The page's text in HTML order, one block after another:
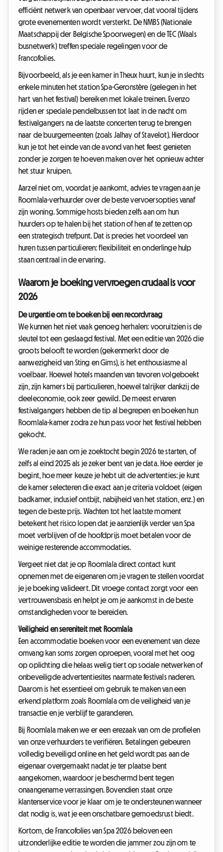
efficiënt netwerk van openbaar vervoer, dat vooral tijdens
grote evenementen wordt versterkt. De NMBS (Nationale
Maatschappij der Belgische Spoorwegen) en de TEC (Waals
busnetwerk) treffen speciale regelingen voor de
Francofolies.
Bijvoorbeeld, als je een kamer in Theux huurt, kun je in slechts
enkele minuten het station Spa-Geronstère (gelegen in het
hart van het festival) bereiken met lokale treinen. Evenzo
rijden er speciale pendelbussen tot laat in de nacht om
festivalgangers na de laatste concerten terug te brengen
naar de buurgemeenten (zoals Jalhay of Stavelot). Hierdoor
kun je tot het einde van de avond van het feest genieten
zonder je zorgen te hoeven maken over het opnieuw achter
het stuur kruipen.
Aarzel niet om, voordat je aankomt, advies te vragen aan je
Roomlala-verhuurder over de beste vervoersopties vanaf
zijn woning. Sommige hosts bieden zelfs aan om hun
huurders op te halen bij het station of hen af te zetten op
een strategisch trefpunt. Dat is precies het voordeel van
huren tussen particulieren: flexibiliteit en onderlinge hulp
staan centraal in de ervaring.
Waarom je boeking vervroegen cruciaal is voor
2026
De urgentie om te boeken bij een recordvraag
We kunnen het niet vaak genoeg herhalen: vooruitzien is de
sleutel tot een geslaagd festival. Met een editie van 2026 die
groots belooft te worden (gekenmerkt door de
aanwezigheid van Sting en Gims), is het enthousiasme al
voelbaar. Hoewel hotels maanden van tevoren volgeboekt
zijn, zijn kamers bij particulieren, hoewel talrijker dankzij de
deeleconomie, ook zeer gewild. De meest ervaren
festivalgangers hebben de tip al begrepen en boeken hun
Roomlala-kamer zodra ze hun pass voor het festival hebben
gekocht.
We raden je aan om je zoektocht begin 2026 te starten, of
zelfs al eind 2025 als je zeker bent van je data. Hoe eerder je
begint, hoe meer keuze je hebt uit de advertenties: je kunt
de kamer selecteren die exact aan je criteria voldoet (eigen
badkamer, inclusief ontbijt, nabijheid van het station, enz.) en
tegen de beste prijs. Wachten tot het laatste moment
betekent het risico lopen dat je aanzienlijk verder van Spa
moet verblijven of de hoofdprijs moet betalen voor de
weinige resterende accommodaties.
Vergeet niet dat je op Roomlala direct contact kunt
opnemen met de eigenaren om je vragen te stellen voordat
je je boeking valideert. Dit vroege contact zorgt voor een
vertrouwensbasis en helpt je om je aankomst in de beste
omstandigheden voor te bereiden.
Veiligheid en sereniteit met Roomlala
Een accommodatie boeken voor een evenement van deze
omvang kan soms zorgen oproepen, vooral met het oog
op oplichting die helaas welig tiert op sociale netwerken of
onbeveiligde advertentiesites naarmate festivals naderen.
Daarom is het essentieel om gebruik te maken van een
erkend platform zoals Roomlala om de veiligheid van je
transactie en je verblijf te garanderen.
Bij Roomlala maken we er een erezaak van om de profielen
van onze verhuurders te verifiëren. Betalingen gebeuren
volledig beveiligd online en het geld wordt pas aan de
eigenaar overgemaakt nadat je ter plaatse bent
aangekomen, waardoor je beschermd bent tegen
onaangename verrassingen. Bovendien staat onze
klantenservice voor je klaar om je te ondersteunen wanneer
dat nodig is, wat je een onschatbare gemoedsrust biedt.
Kortom, de Francofolies van Spa 2026 beloven een
uitzonderlijke editie te worden die jammer zou zijn om te